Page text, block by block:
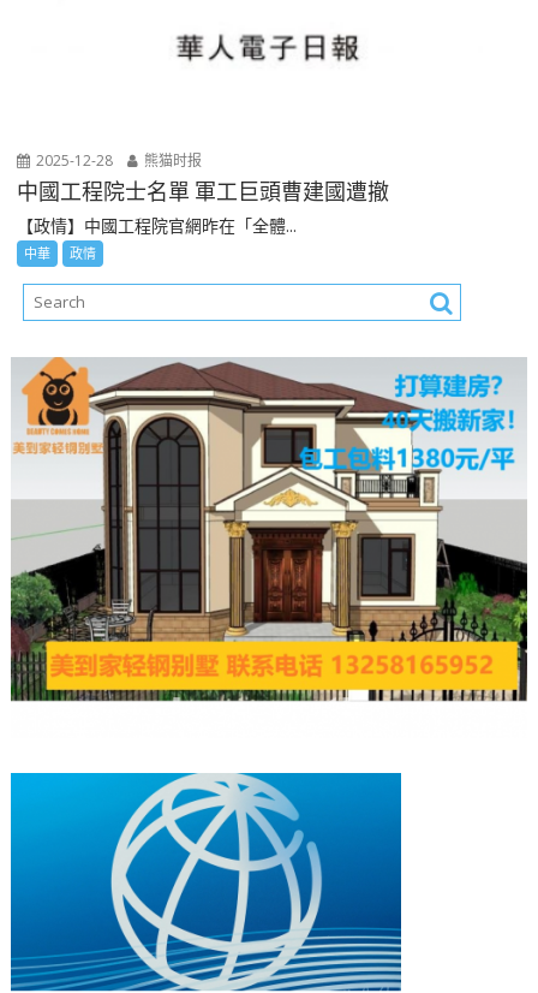
2025-12-28 熊猫时报
中國工程院士名單 軍工巨頭曹建國遭撤
【政情】中國工程院官網昨在「全體...
中華 政情